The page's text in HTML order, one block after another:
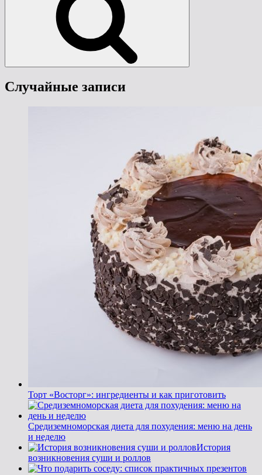
Случайные записи
Торт «Восторг»: ингредиенты и как приготовить
Средиземноморская диета для похудения: меню на день
и неделю
История
возникновения суши и роллов